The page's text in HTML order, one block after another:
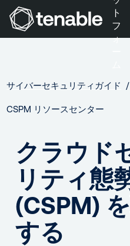
ト
フ
ォ
サイバーセキュリティガイド
CSPM リソースセンター
クラウド
リティ態
(CSPM)
する